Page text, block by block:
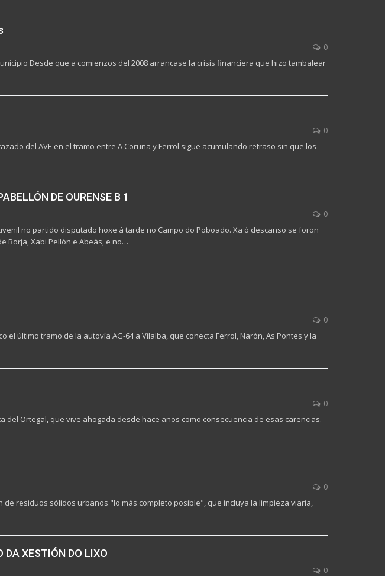
0
Desde que a comienzos del 2008 arrancase la crisis financiera que hizo tambalear
0
del AVE en el tramo entre A Coruña y Ferrol sigue acumulando retraso sin que los
DE OURENSE B 1
0
no partido disputado hoxe á tarde no Campo do Poboado. Xa ó descanso se foron
Borja, Xabi Pellón e Abeás, e no…
0
último tramo de la autovía AG-64 a Vilalba, que conecta Ferrol, Narón, As Pontes y la
0
Ortegal, que vive ahogada desde hace años como consecuencia de esas carencias.
0
residuos sólidos urbanos "lo más completo posible", que incluya la limpieza viaria,
DA XESTIÓN DO LIXO
0